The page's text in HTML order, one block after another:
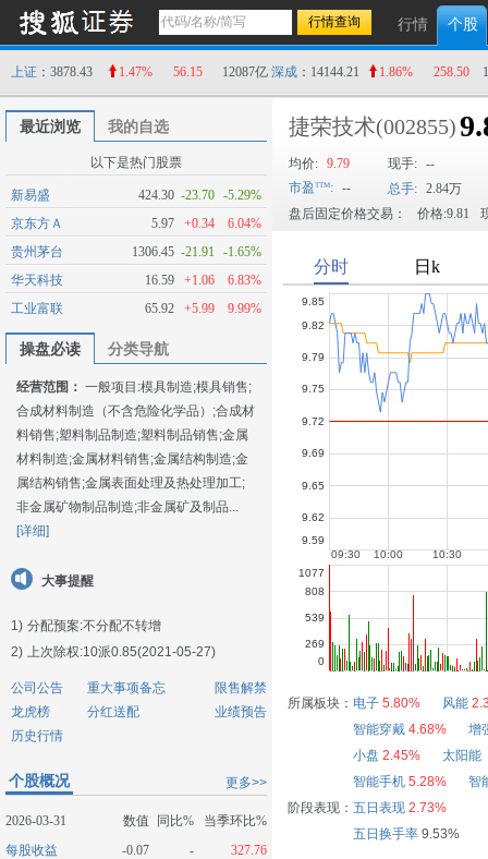
行情 个股
上证 ：3878.43 1.47% 56.15 12087亿 深成 ：14144.21 1.86% 258.50
最近浏览 我的自选
以下是热门股票
新易盛 424.30 -23.70 -5.29%
京东方Ａ
5.97 +0.34
6.04%
贵州茅台
1306.45 -21.91
-1.65%
华天科技
16.59 +1.06
6.83%
工业富联
65.92 +5.99 9.99%
操盘必读 分类导航
经营范围： 一般项目:模具制造;模具销售;
合成材料制造（不含危险化学品）;合成材
料销售;塑料制品制造;塑料制品销售;金属
材料制造;金属材料销售;金属结构制造;金
属结构销售;金属表面处理及热处理加工;
非金属矿物制品制造;非金属矿及制品...
[详细]
大事提醒
1) 分配预案:不分配不转增
2) 上次除权:10派0.85(2021-05-27)
公司公告 重大事项备忘
限售解禁
龙虎榜
分红送配
业绩预告
历史行情
更多>>
个股概况
2026-03-31 数值 同比%
当季环比%
每股收益
-0.07 -
327.76
捷荣技术(002855)
均价: 9.79 现手: --
市盈
: -- 总手: 2.84万
盘后固定价格交易：
价格:9.81
所属板块： 电子 5.80% 风能
智能穿戴 4.68%
增
小盘 2.45%
太阳能
智能手机 5.28%
智
阶段表现： 五日表现 2.73%
五日换手率9.53%